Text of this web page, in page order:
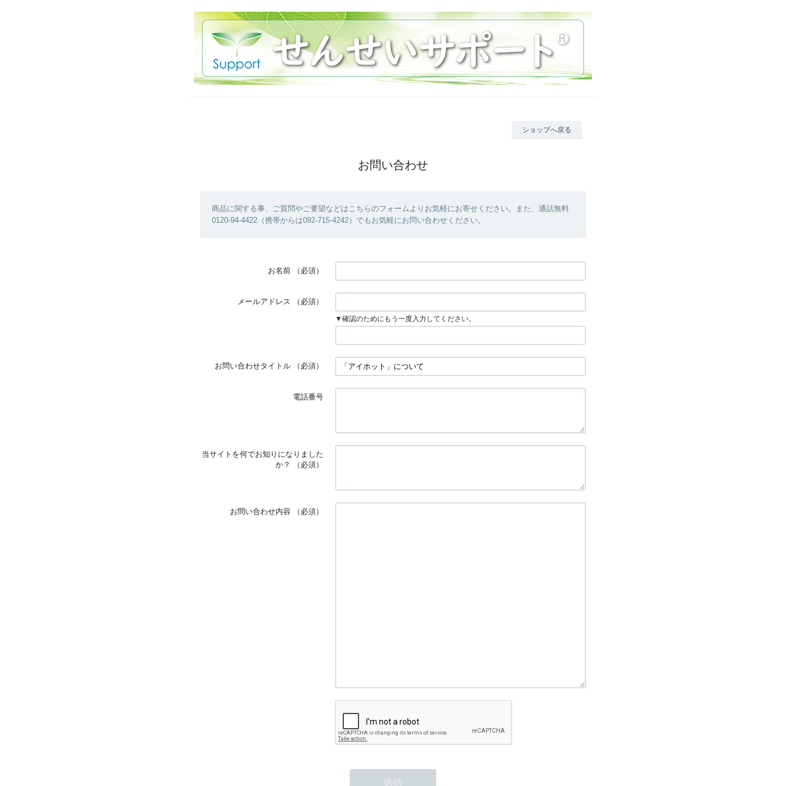
ショップへ戻る
お問い合わせ
商品に関する事、ご質問やご要望などはこちらのフォームよりお気軽にお寄せください。また、通話無料
0120-94-4422（携帯からは092-715-4242）でもお気軽にお問い合わせください。
お名前 （必須）
メールアドレス （必須）
▼確認のためにもう一度入力してください。
お問い合わせタイトル （必須）
電話番号
当サイトを何でお知りになりました
か？
（必須）
お問い合わせ内容 （必須）